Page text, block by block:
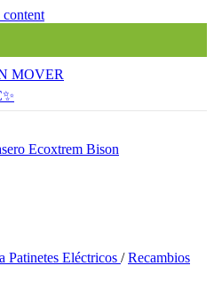
Patinetes Eléctricos / Recambios